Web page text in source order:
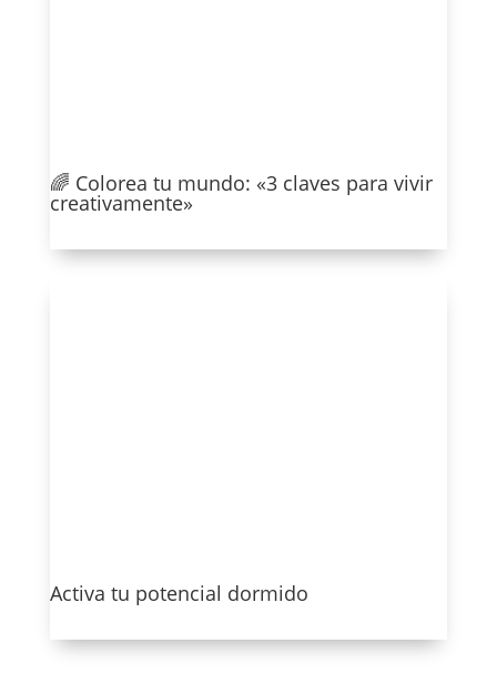
🌈 Colorea tu mundo: «3 claves para vivir
creativamente»
Activa tu potencial dormido